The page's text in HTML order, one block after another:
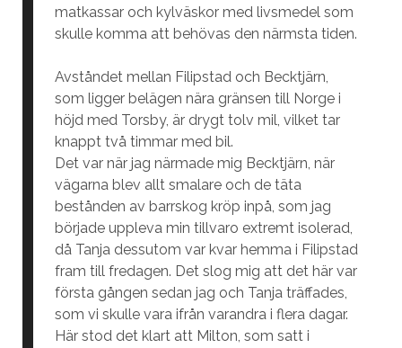
matkassar och kylväskor med livsmedel som
skulle komma att behövas den närmsta tiden.
Avståndet mellan Filipstad och Becktjärn,
som ligger belägen nära gränsen till Norge i
höjd med Torsby, är drygt tolv mil, vilket tar
knappt två timmar med bil.
Det var när jag närmade mig Becktjärn, när
vägarna blev allt smalare och de täta
bestånden av barrskog kröp inpå, som jag
började uppleva min tillvaro extremt isolerad,
då Tanja dessutom var kvar hemma i Filipstad
fram till fredagen. Det slog mig att det här var
första gången sedan jag och Tanja träffades,
som vi skulle vara ifrån varandra i flera dagar.
Här stod det klart att Milton, som satt i